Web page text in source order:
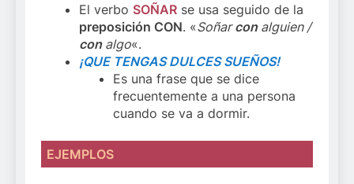
El verbo SOÑAR se usa seguido de la
preposición CON. «Soñarcon alguien /
conalgo«.
¡QUE TENGAS DULCES SUEÑOS!
Es una frase que se dice
frecuentemente a una persona
cuando se va a dormir.
EJEMPLOS